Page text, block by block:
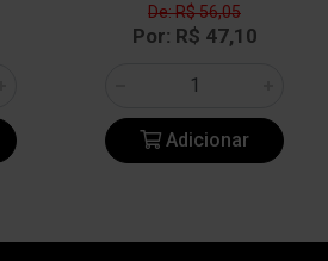
De: R$ 56,05
Por: R$ 47,10
Adicionar